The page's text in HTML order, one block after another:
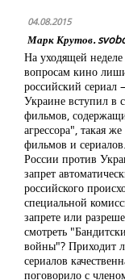
04.08.2015
Марк Крутов.
На уходящей
вопросам кино
российский сериал
Украине вступил в
фильмов,
агрессора", такая
фильмов и
России против
запрет
российского
специальной
запрете или
смотреть
войны"? Приходит
сериалов
поговорило с